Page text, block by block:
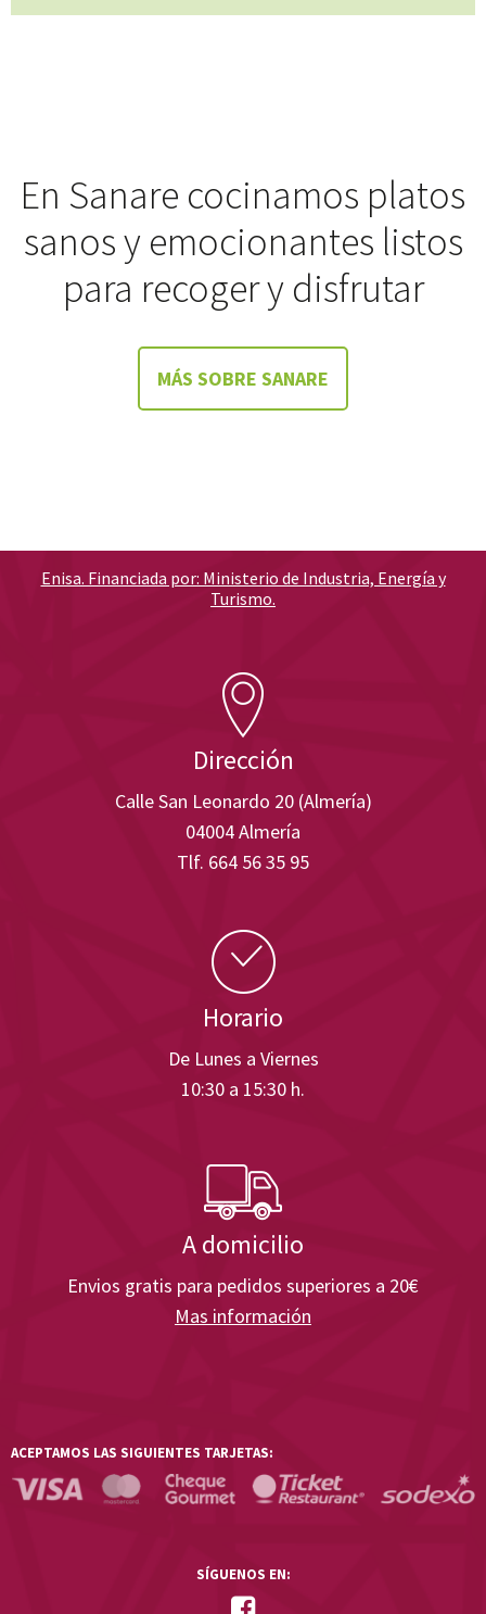
En Sanare cocinamos platos
sanos y emocionantes listos
para recoger y disfrutar
MÁS SOBRE SANARE
Dirección
Calle San Leonardo 20 (Almería)
04004 Almería
Tlf. 664 56 35 95
Horario
De Lunes a Viernes
10:30 a 15:30 h.
A domicilio
Envios gratis para pedidos superiores a 20€
Mas información
Enisa. Financiada por: Ministerio de Industria, Energía y
Turismo.
ACEPTAMOS LAS SIGUIENTES TARJETAS:
SÍGUENOS EN: